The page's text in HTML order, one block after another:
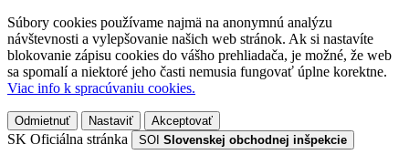
Súbory cookies používame najmä na anonymnú analýzu
návštevnosti a vylepšovanie našich web stránok. Ak si nastavíte
blokovanie zápisu cookies do vášho prehliadača, je možné, že web
sa spomalí a niektoré jeho časti nemusia fungovať úplne korektne.
Viac info k spracúvaniu cookies.
Odmietnuť Nastaviť Akceptovať
SK Oficiálna stránka SOI Slovenskej obchodnej inšpekcie